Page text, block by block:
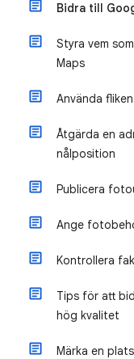
Bidra till
Styra vem
Maps
Använda
Åtgärda en
nålposition
Publicera
Ange
Kontrollera
Tips för att
hög kvalitet
Märka en